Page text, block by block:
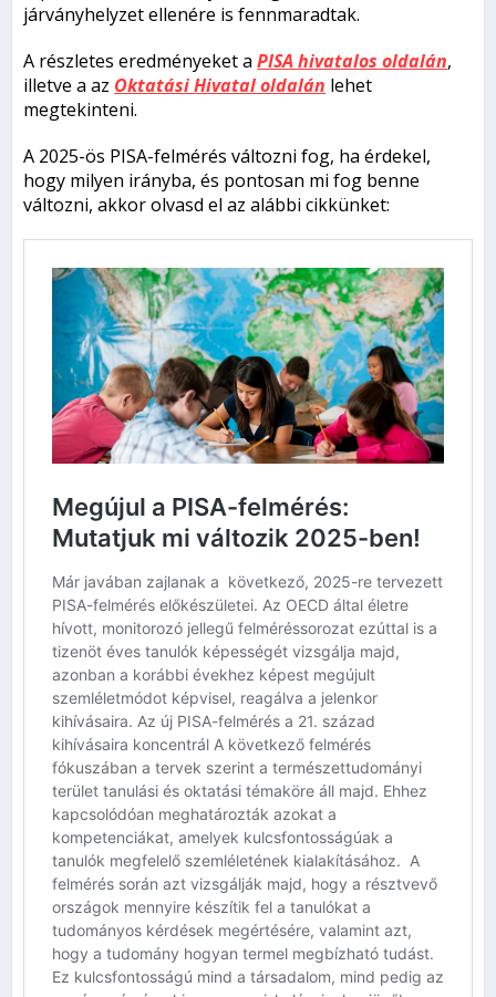
járványhelyzet ellenére is fennmaradtak.
A részletes eredményeket aPISA hivatalos oldalán,
illetve a az Oktatási Hivatal oldalán lehet
megtekinteni.
A 2025-ös PISA-felmérés változni fog, ha érdekel,
hogy milyen irányba, és pontosan mi fog benne
változni, akkor olvasd el az alábbi cikkünket: